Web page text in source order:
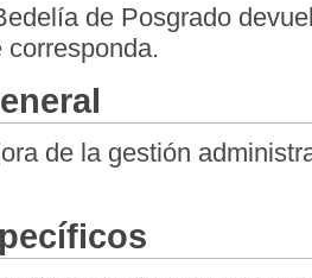
de Posgrado
de la gestión